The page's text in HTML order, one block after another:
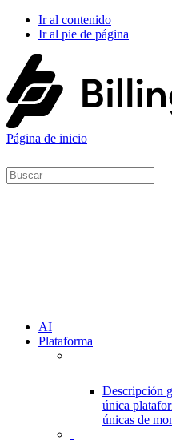
Ir al contenido
Ir al pie de página
Página de inicio
AI
Plataforma
Descripción
única
únicas de